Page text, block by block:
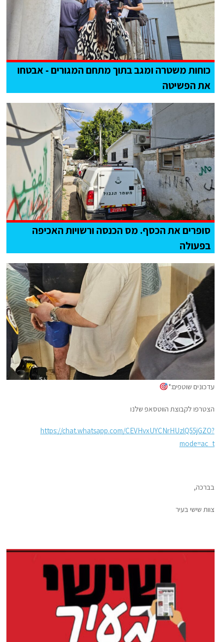
כוחות משטרה ומגב בתוך מתחם המגורים - אבטחו
את הפשיטה
סופרים את הכסף. מס הכנסה ורשויות האכיפה
בפעולה
עדכונים שוטפים:*
הצטרפו לקבוצת הווטסאפ שלנו
https://chat.whatsapp.com/CEVHvxUYCNrHUzlQ55jGZO?
mode=ac_t
בברכה,
צוות שישי בעיר